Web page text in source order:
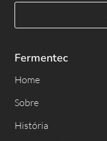
Fermentec
Home
Sobre
História